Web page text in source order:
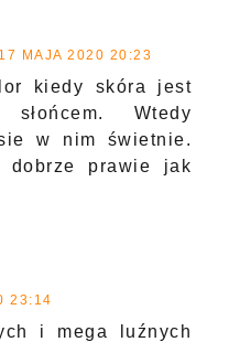
17 MAJA 2020 20:23
kiedy skóra jest
Wtedy
w nim świetnie.
dobrze prawie jak
23:14
i mega luźnych